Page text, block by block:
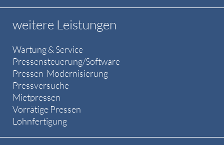
weitere Leistungen
Wartung & Service
Pressensteuerung/Software
Pressen-Modernisierung
Pressversuche
Mietpressen
Vorrätige Pressen
Lohnfertigung